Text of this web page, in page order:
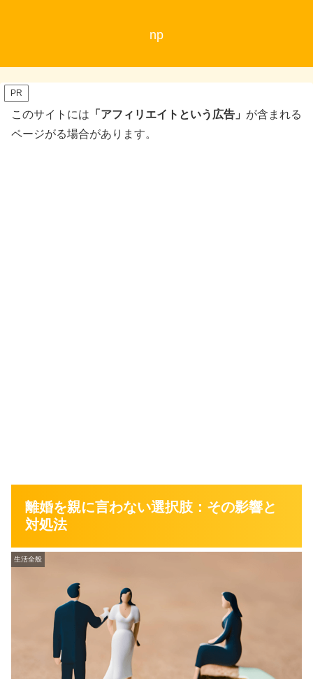
np
PR
このサイトには 「アフィリエイトという広告」 が含まれる
ページがる場合があります。
離婚を親に言わない選択肢：その影響と
対処法
生活全般